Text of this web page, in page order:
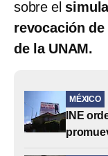
sobre el
revocación
de la UNAM.
MÉXICO
INE